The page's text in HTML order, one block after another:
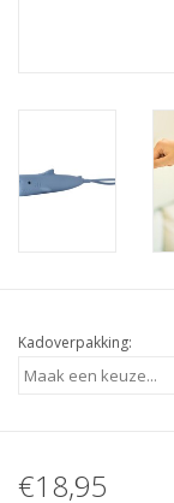
Kadoverpakking:
€18,95